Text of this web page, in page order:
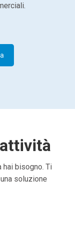
bisogno. Ti
soluzione